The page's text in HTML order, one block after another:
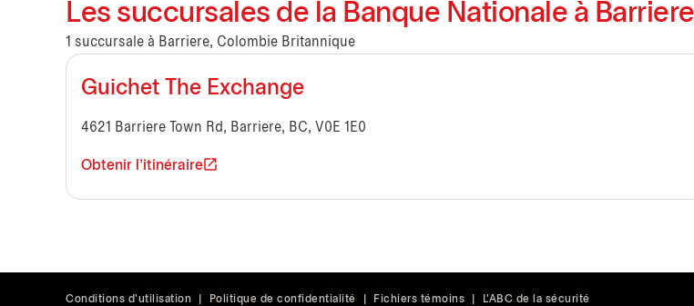
Les succursales de la Banque Nationale à
1 succursale à Barriere, Colombie Britannique
Guichet The Exchange
4621 Barriere Town Rd, Barriere, BC, V0E 1E0
Obtenir l'itinéraire
Conditions d'utilisation Politique de confidentialité Fichiers témoins L'ABC de la sécurité